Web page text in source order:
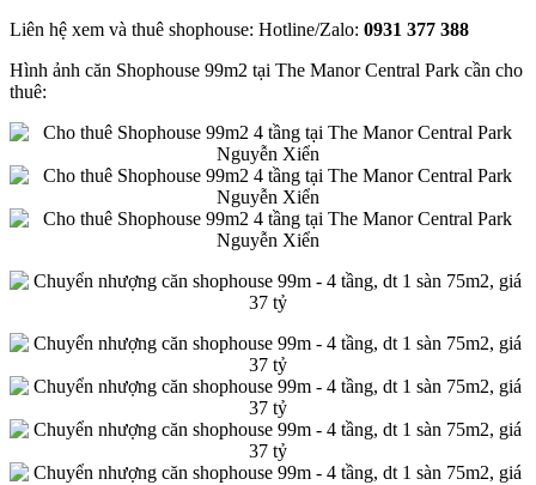
Liên hệ xem và thuê shophouse: Hotline/Zalo: 0931 377 388
Hình ảnh căn Shophouse 99m2 tại The Manor Central Park cần cho
thuê: